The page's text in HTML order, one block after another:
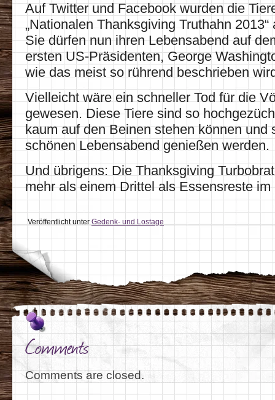
Auf Twitter und Facebook wurden die
„Nationalen Thanksgiving Truthahn 2013“
Sie dürfen nun ihren Lebensabend auf
ersten US-Präsidenten, George
wie das meist so rührend beschrieben
Vielleicht wäre ein schneller Tod für die
gewesen. Diese Tiere sind so
kaum auf den Beinen stehen können und
schönen Lebensabend genießen werden.
Und übrigens: Die Thanksgiving
mehr als einem Drittel als Essensreste
Veröffentlicht unter Gedenk- und Lostage
Comments
Comments are closed.